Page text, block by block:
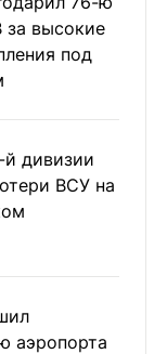
высокие
под
дивизии
ВСУ на
аэропорта